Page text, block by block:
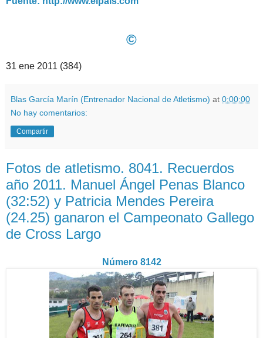
©
31 ene 2011 (384)
Blas García Marín (Entrenador Nacional de Atletismo) at 0:00:00
No hay comentarios:
Compartir
Fotos de atletismo. 8041. Recuerdos
año 2011. Manuel Ángel Penas Blanco
(32:52) y Patricia Mendes Pereira
(24.25) ganaron el Campeonato Gallego
de Cross Largo
Número 8142